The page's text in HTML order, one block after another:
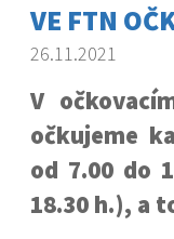
VE FTN
26.11.2021
V
očkujeme
od 7.00 do
18.30 h.), a